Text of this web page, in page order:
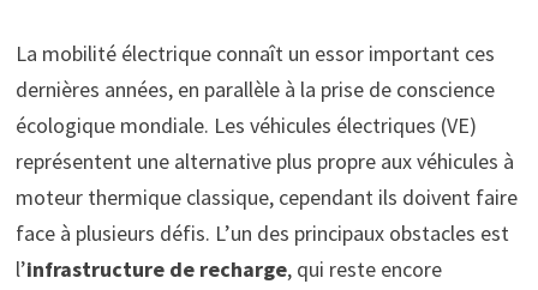
La mobilité électrique connaît un essor important ces
dernières années, en parallèle à la prise de conscience
écologique mondiale. Les véhicules électriques (VE)
représentent une alternative plus propre aux véhicules à
moteur thermique classique, cependant ils doivent faire
face à plusieurs défis. L’un des principaux obstacles est
l’infrastructure de recharge, qui reste encore